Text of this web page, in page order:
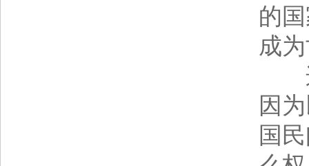
的
成
这
因
国